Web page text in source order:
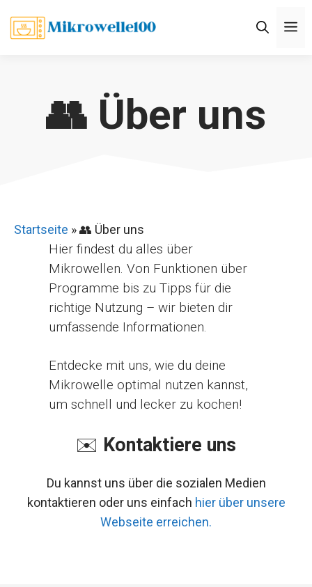
Inhalt
👥 Über uns
Startseite »👥 Über uns
Hier findest du alles über
Mikrowellen. Von Funktionen über
Programme bis zu Tipps für die
richtige Nutzung – wir bieten dir
umfassende Informationen.
Entdecke mit uns, wie du deine
Mikrowelle optimal nutzen kannst,
um schnell und lecker zu kochen!
✉️ Kontaktiere uns
Du kannst uns über die sozialen Medien
kontaktieren oder uns einfach hier über unsere
Webseite erreichen.